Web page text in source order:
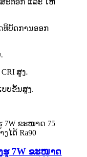
ທິບັດການອອກ
ສູງ.
ບຂັ້ນສູງ.
ຮູ 7W ຂະໜາດ